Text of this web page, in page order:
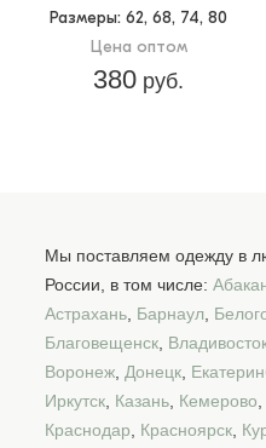
Размеры: 62, 68, 74, 80
Цена оптом
380 руб.
Мы поставляем одежду в
России, в том числе:
Астрахань, Барнаул,
Благовещенск,
Воронеж, Донецк,
Иркутск, Казань, Кемерово,
Краснодар, Красноярск,